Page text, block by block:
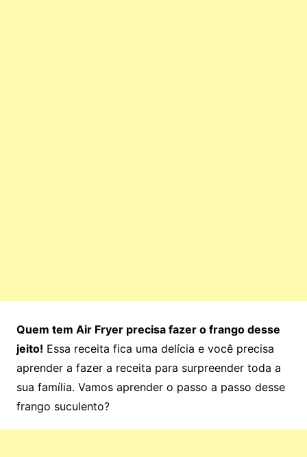
Quem tem Air Fryer precisa fazer o frango desse
jeito! Essa receita fica uma delícia e você precisa
aprender a fazer a receita para surpreender toda a
sua família. Vamos aprender o passo a passo desse
frango suculento?